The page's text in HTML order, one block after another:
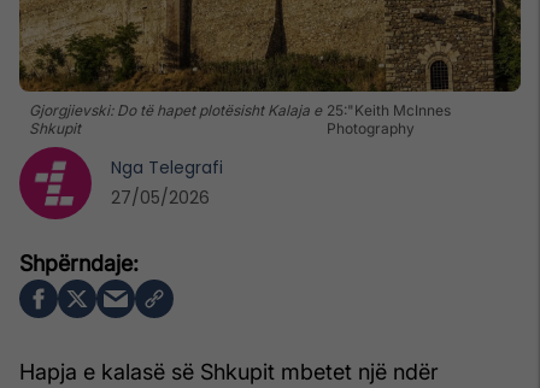
Gjorgjievski: Do të hapet plotësisht Kalaja e
Shkupit
25:"Keith McInnes
Photography
Hapja e kalasë së Shkupit mbetet një ndër
Nga Telegrafi
27/05/2026